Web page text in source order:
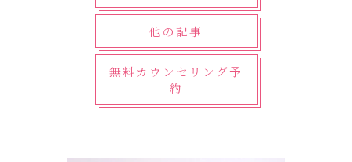
他の記事
無料カウンセリング予
約